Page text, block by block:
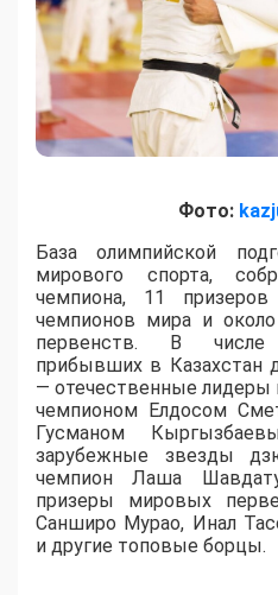
Фото:
База олимпийской
мирового спорта,
чемпиона, 11
чемпионов мира и
первенств. В числе
прибывших в Казахстан
— отечественные лидеры
чемпионом Елдосом
Гусманом
зарубежные звезды
чемпион Лаша
призеры мировых
Санширо Мурао, Инал
и другие топовые борцы.